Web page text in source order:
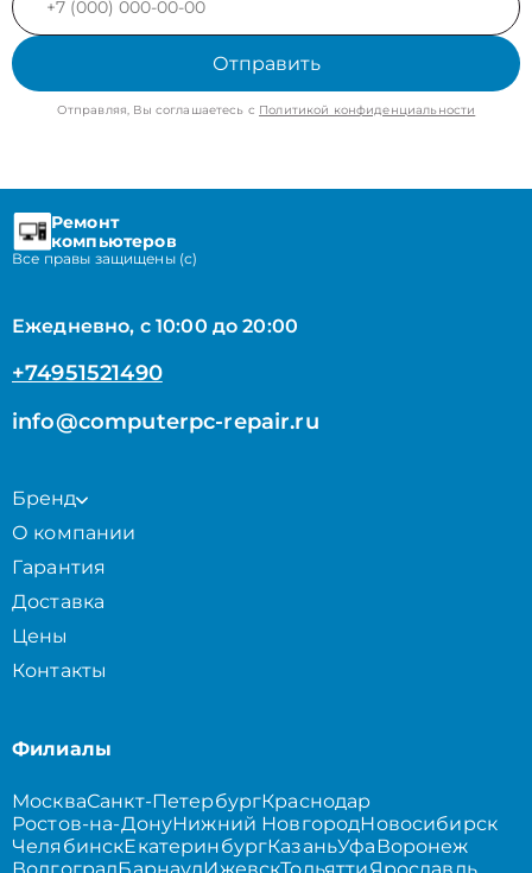
Отправить
Отправляя, Вы соглашаетесь с Политикой конфиденциальности
Ремонт
компьютеров
Все правы защищены (с)
Ежедневно, с 10:00 до 20:00
+74951521490
info@computerpc-repair.ru
Бренд
О компании
Гарантия
Доставка
Цены
Контакты
Филиалы
МоскваСанкт-ПетербургКраснодар
Ростов-на-ДонуНижний НовгородНовосибирск
ЧелябинскЕкатеринбургКазаньУфаВоронеж